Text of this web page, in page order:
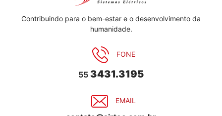
Contribuindo para o bem-estar e o desenvolvimento da
humanidade.
FONE
55 3431.3195
EMAIL